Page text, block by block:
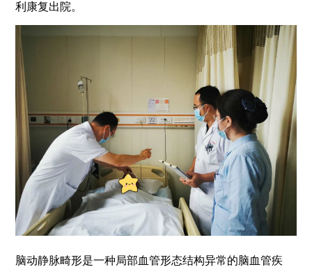
利康复出院。
脑动静脉畸形是一种局部血管形态结构异常的脑血管疾